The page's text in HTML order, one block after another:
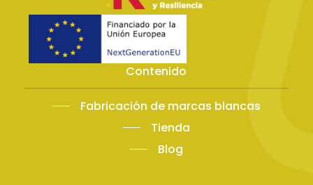
Contenido
Fabricación de marcas blancas
Tienda
Blog